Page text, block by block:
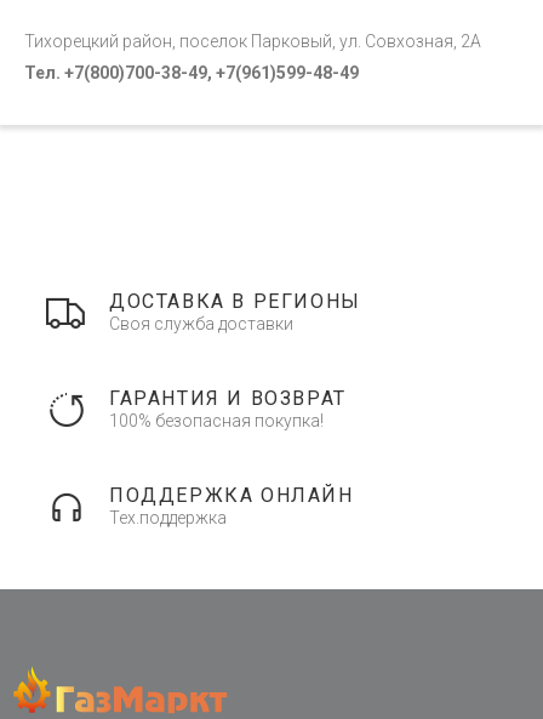
Тихорецкий район, поселок Парковый, ул. Совхозная, 2А
Тел. +7(800)700-38-49, +7(961)599-48-49
ДОСТАВКА В РЕГИОНЫ
Своя служба доставки
ГАРАНТИЯ И ВОЗВРАТ
100% безопасная покупка!
ПОДДЕРЖКА ОНЛАЙН
Тех.поддержка